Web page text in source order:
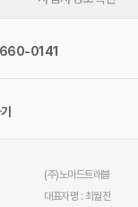
0141
(주)노마드트래블
대표자명 : 최월진